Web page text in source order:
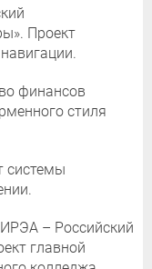
Проект
финансов
стиля
системы
– Российский
главной